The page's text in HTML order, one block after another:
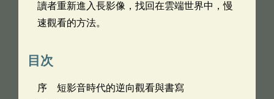
讀者重新進入長影像，找回在雲端世界中，慢
速觀看的方法。
目次
序 短影音時代的逆向觀看與書寫